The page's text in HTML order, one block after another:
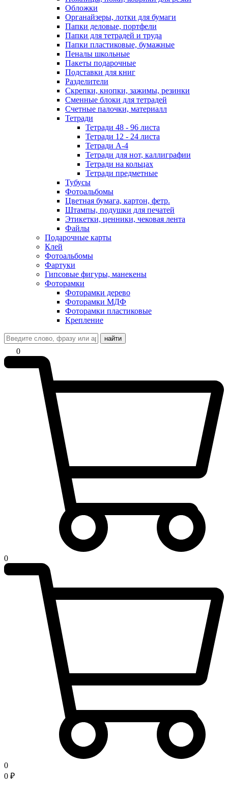
Обложки
Органайзеры, лотки для бумаги
Папки деловые, портфели
Папки для тетрадей и труда
Папки пластиковые, бумажные
Пеналы школьные
Пакеты подарочные
Подставки для книг
Разделители
Скрепки, кнопки, зажимы, резинки
Сменные блоки для тетрадей
Счетные палочки, материалл
Тетради
Тетради 48 - 96 листа
Тетради 12 - 24 листа
Тетради А-4
Тетради для нот, каллиграфии
Тетради на кольцах
Тетради предметные
Тубусы
Фотоальбомы
Цветная бумага, картон, фетр.
Штампы, подушки для печатей
Этикетки, ценники, чековая лента
Файлы
Подарочные карты
Клей
Фотоальбомы
Фартуки
Гипсовые фигуры, манекены
Фоторамки
Фоторамки дерево
Фоторамки МДФ
Фоторамки пластиковые
Крепление
найти
0
0
0
0 ₽